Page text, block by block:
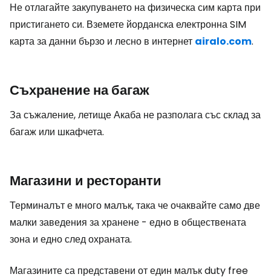
Не отлагайте закупуването на физическа сим карта при
пристигането си. Вземете йорданска електронна SIM
карта за данни бързо и лесно в интернет airalo.com.
Съхранение на багаж
За съжаление, летище Акаба не разполага със склад за
багаж или шкафчета.
Магазини и ресторанти
Терминалът е много малък, така че очаквайте само две
малки заведения за хранене - едно в обществената
зона и едно след охраната.
Магазините са представени от един малъкduty free